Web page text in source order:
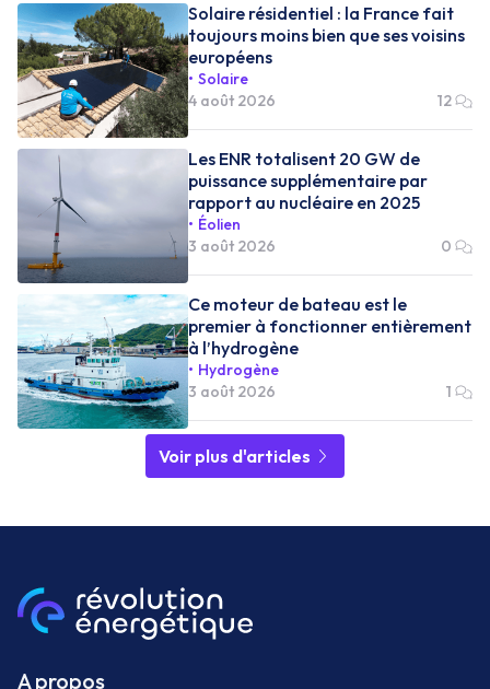
Solaire résidentiel : la France fait
toujours moins bien que ses voisins
européens
Solaire
4 août 2026
12
Les ENR totalisent 20 GW de
puissance supplémentaire par
rapport au nucléaire en 2025
Éolien
3 août 2026
0
Ce moteur de bateau est le
premier à fonctionner entièrement
à l’hydrogène
Hydrogène
3 août 2026
1
Voir plus d'articles
A propos